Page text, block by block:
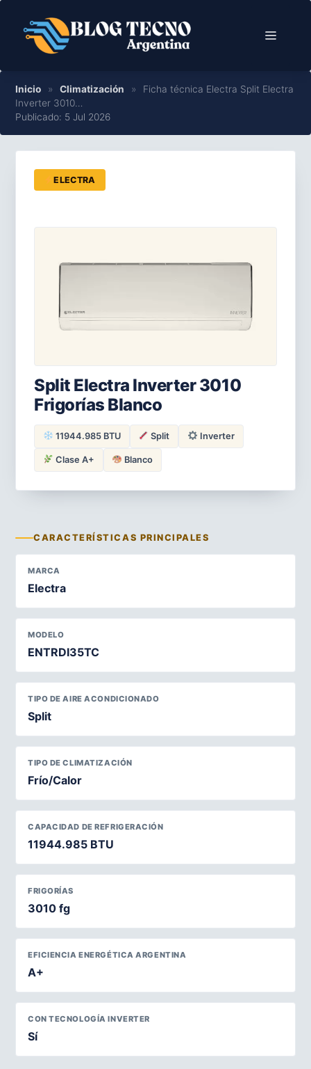
contenido
Menú
Inicio » Climatización »
Ficha técnica Electra Split Electra
Inverter 3010…
Publicado: 5 Jul 2026
ELECTRA
Split Electra Inverter 3010
Frigorías Blanco
11944.985 BTU Split Inverter
Clase A+ Blanco
CARACTERÍSTICAS PRINCIPALES
MARCA
Electra
MODELO
ENTRDI35TC
TIPO DE AIRE ACONDICIONADO
Split
TIPO DE CLIMATIZACIÓN
Frío/Calor
CAPACIDAD DE REFRIGERACIÓN
11944.985 BTU
FRIGORÍAS
3010 fg
EFICIENCIA ENERGÉTICA ARGENTINA
A+
CON TECNOLOGÍA INVERTER
Sí